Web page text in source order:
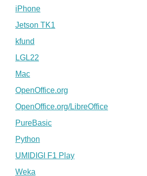
iPhone
Jetson TK1
kfund
LGL22
Mac
OpenOffice.org
OpenOffice.org/LibreOffice
PureBasic
Python
UMIDIGI F1 Play
Weka